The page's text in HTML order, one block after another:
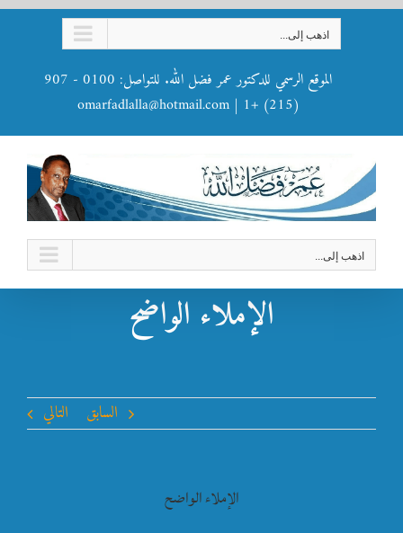
اذهب إلى...
الموقع الرسمي للدكتور عمر فضل الله. للتواصل: 0100 - 907
(215) +1
|
omarfadlalla@hotmail.com
اذهب إلى...
الإملاء الواضح
السابق التالي
الإملاء الواضح